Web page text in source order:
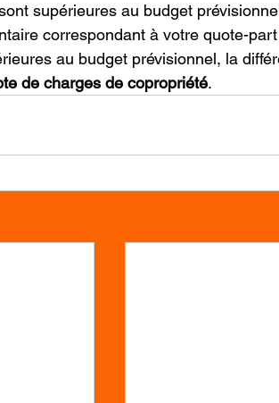
supérieures au budget
correspondant à votre quote-
au budget prévisionnel, la
de charges de copropriété.